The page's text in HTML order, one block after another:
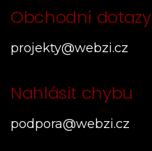
Obchodní dotazy
projekty@webzi.cz
Nahlásit chybu
podpora@webzi.cz